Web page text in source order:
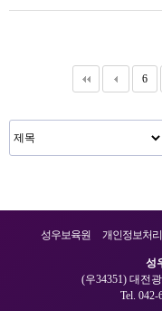
6
성우보육원 개인정보처
성
(우34351) 대전
Tel. 042-